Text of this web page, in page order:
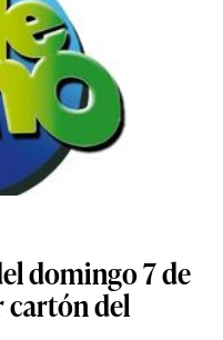
domingo 7 de
del